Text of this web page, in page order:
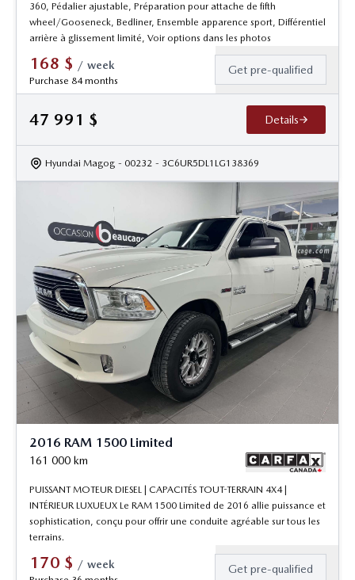
360, Pédalier ajustable, Préparation pour attache de fifth
wheel/Gooseneck, Bedliner, Ensemble apparence sport, Différentiel
arrière à glissement limité, Voir options dans les photos
168 $ / week
Purchase 84 months
Get pre-qualified
47 991 $ Details
Hyundai Magog - 00232 - 3C6UR5DL1LG138369
2016 RAM 1500 Limited
161 000 km
PUISSANT MOTEUR DIESEL | CAPACITÉS TOUT-TERRAIN 4X4 |
INTÉRIEUR LUXUEUX Le RAM 1500 Limited de 2016 allie puissance et
sophistication, conçu pour offrir une conduite agréable sur tous les
terrains.
170 $ / week Get pre-qualified